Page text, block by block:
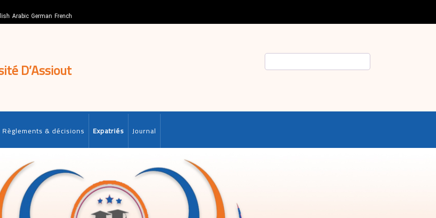
Arabic German French
D’Assiout
Règlements & décisions Expatriés Journal